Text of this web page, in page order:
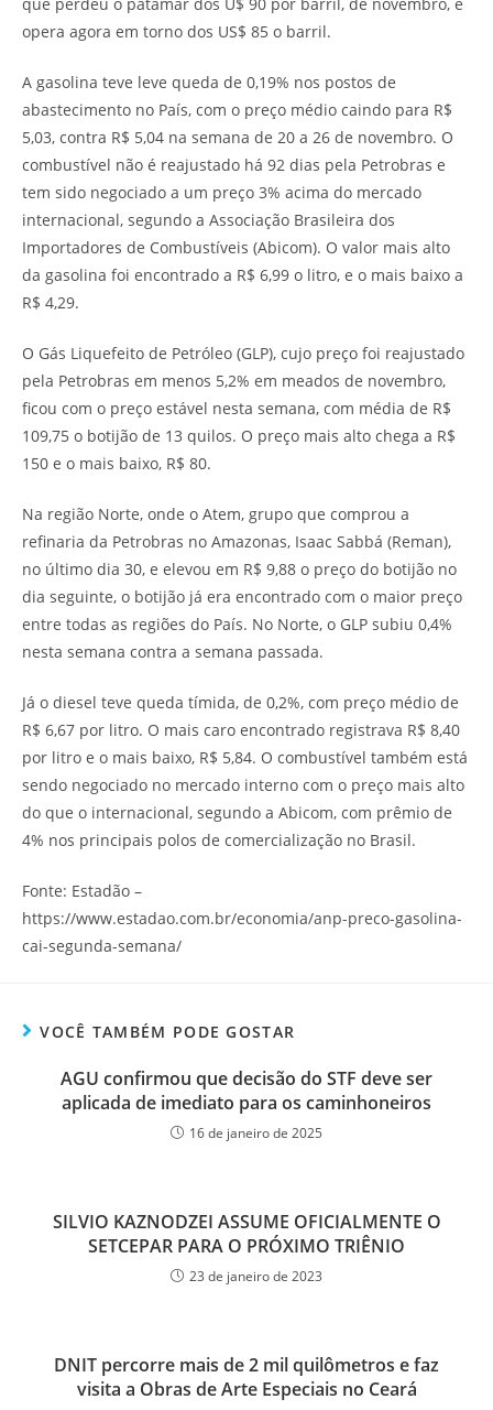
opera agora em torno dos US$ 85 o barril.
A gasolina teve leve queda de 0,19% nos postos de
abastecimento no País, com o preço médio caindo para R$
5,03, contra R$ 5,04 na semana de 20 a 26 de novembro. O
combustível não é reajustado há 92 dias pela Petrobras e
tem sido negociado a um preço 3% acima do mercado
internacional, segundo a Associação Brasileira dos
Importadores de Combustíveis (Abicom). O valor mais alto
da gasolina foi encontrado a R$ 6,99 o litro, e o mais baixo a
R$ 4,29.
O Gás Liquefeito de Petróleo (GLP), cujo preço foi reajustado
pela Petrobras em menos 5,2% em meados de novembro,
ficou com o preço estável nesta semana, com média de R$
109,75 o botijão de 13 quilos. O preço mais alto chega a R$
150 e o mais baixo, R$ 80.
Na região Norte, onde o Atem, grupo que comprou a
refinaria da Petrobras no Amazonas, Isaac Sabbá (Reman),
no último dia 30, e elevou em R$ 9,88 o preço do botijão no
dia seguinte, o botijão já era encontrado com o maior preço
entre todas as regiões do País. No Norte, o GLP subiu 0,4%
nesta semana contra a semana passada.
Já o diesel teve queda tímida, de 0,2%, com preço médio de
R$ 6,67 por litro. O mais caro encontrado registrava R$ 8,40
por litro e o mais baixo, R$ 5,84. O combustível também está
sendo negociado no mercado interno com o preço mais alto
do que o internacional, segundo a Abicom, com prêmio de
4% nos principais polos de comercialização no Brasil.
Fonte: Estadão –
https://www.estadao.com.br/economia/anp-preco-gasolina-
cai-segunda-semana/
VOCÊ TAMBÉM PODE GOSTAR
AGU confirmou que decisão do STF deve ser
aplicada de imediato para os caminhoneiros
16 de janeiro de 2025
SILVIO KAZNODZEI ASSUME OFICIALMENTE O
SETCEPAR PARA O PRÓXIMO TRIÊNIO
23 de janeiro de 2023
DNIT percorre mais de 2 mil quilômetros e faz
visita a Obras de Arte Especiais no Ceará